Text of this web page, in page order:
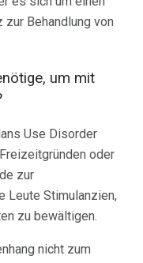
Behandlung von
um mit
Use Disorder
oder
zur
Leute Stimulanzien,
zu bewältigen.
nicht zum